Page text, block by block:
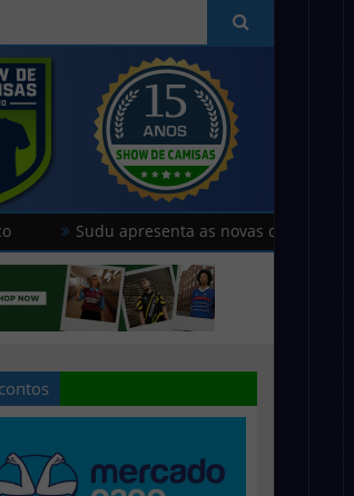
Sudu apresenta as novas camisas do País de